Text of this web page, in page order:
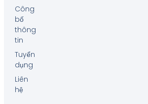
Công
bố
thông
tin
Tuyển
dụng
Liên
hệ